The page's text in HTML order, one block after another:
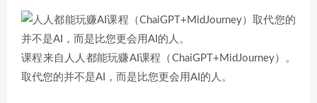
课程来自人人都能玩赚AI课程（ChaiGPT+MidJourney）。
取代您的并不是AI，而是比您更会用AI的人。